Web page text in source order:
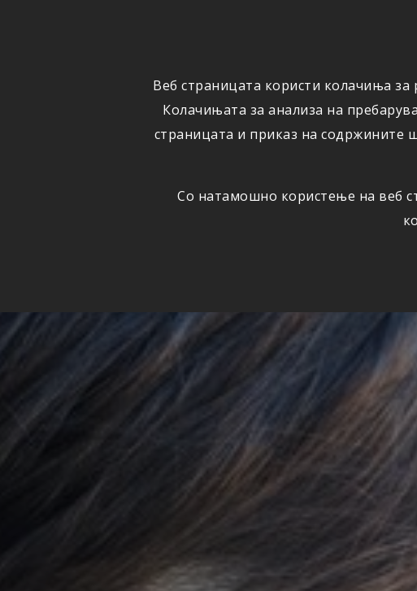
Веб страницата користи колачиња
Колачињата за анализа на
страницата и приказ на содржините
Со натамошно користење на веб
ОСИГУРУВАЊЕ ШТЕТИ